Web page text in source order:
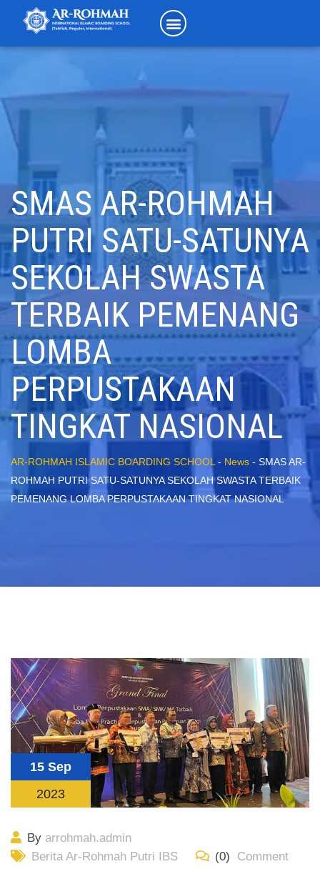
SMAS AR-ROHMAH
PUTRI SATU-SATUNYA
SEKOLAH SWASTA
TERBAIK PEMENANG
LOMBA
PERPUSTAKAAN
TINGKAT NASIONAL
AR-ROHMAH ISLAMIC BOARDING SCHOOL - News - SMAS AR-
ROHMAH PUTRI SATU-SATUNYA SEKOLAH SWASTA TERBAIK
PEMENANG LOMBA PERPUSTAKAAN TINGKAT NASIONAL
15 Sep
2023
By arrohmah.admin
Berita Ar-Rohmah Putri IBS
(0) Comment